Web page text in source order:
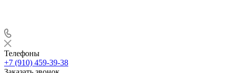
Телефоны
+7 (910) 459-39-38